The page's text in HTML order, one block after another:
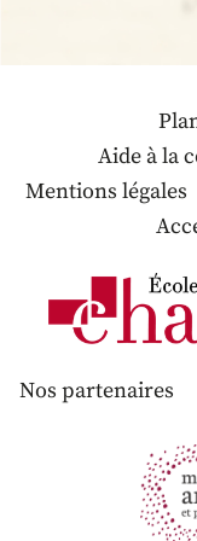
Aide à la
Mentions légales
Nos partenaires